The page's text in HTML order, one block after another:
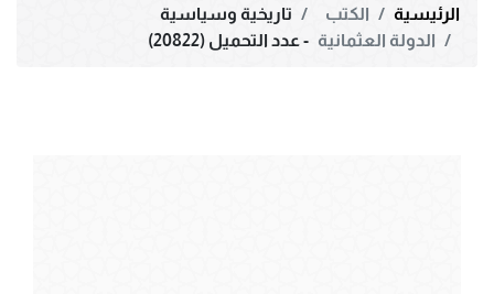
الرئيسية الكتب
تاريخية وسياسية
الدولة العثمانية - عدد التحميل (20822)